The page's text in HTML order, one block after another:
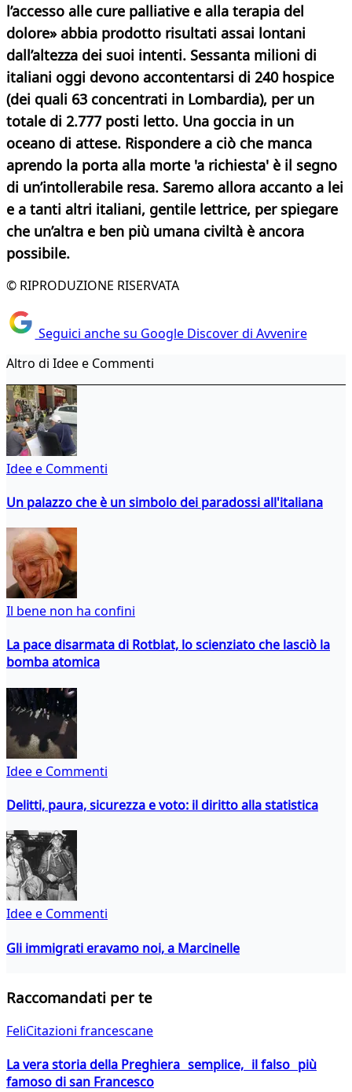
l’accesso alle cure palliative e alla terapia del
dolore» abbia prodotto risultati assai lontani
dall’altezza dei suoi intenti. Sessanta milioni di
italiani oggi devono accontentarsi di 240 hospice
(dei quali 63 concentrati in Lombardia), per un
totale di 2.777 posti letto. Una goccia in un
oceano di attese. Rispondere a ciò che manca
aprendo la porta alla morte 'a richiesta' è il segno
di un’intollerabile resa. Saremo allora accanto a lei
e a tanti altri italiani, gentile lettrice, per spiegare
che un’altra e ben più umana civiltà è ancora
possibile.
© RIPRODUZIONE RISERVATA
Seguici anche su Google Discover di Avvenire
Altro di Idee e Commenti
Idee e Commenti
Un palazzo che è un simbolo dei paradossi all'italiana
Il bene non ha confini
La pace disarmata di Rotblat, lo scienziato che lasciò la
bomba atomica
Idee e Commenti
Delitti, paura, sicurezza e voto: il diritto alla statistica
Idee e Commenti
Gli immigrati eravamo noi, a Marcinelle
Raccomandati per te
FeliCitazioni francescane
La vera storia della Preghiera semplice, il falso più
famoso di san Francesco